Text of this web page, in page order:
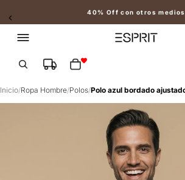
40% Off con otros medios
Slide 2 of 2
Inicio/Ropa Hombre/Polos/